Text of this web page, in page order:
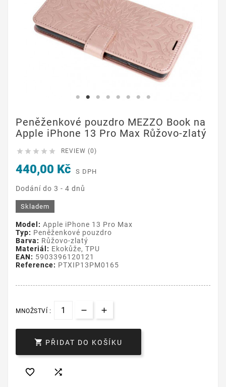
Peněženkové pouzdro MEZZO Book na
Apple iPhone 13 Pro Max Růžovo-zlatý
     REVIEW (0)
440,00 Kč S DPH
Dodání do 3 - 4 dnů
Skladem
Model: Apple iPhone 13 Pro Max
Typ: Peněženkové pouzdro
Barva: Růžovo-zlatý
Materiál: Ekokůže, TPU
EAN: 5903396120121
Reference: PTXIP13PM0165
MNOŽSTVÍ :
 PŘIDAT DO KOŠÍKU
 